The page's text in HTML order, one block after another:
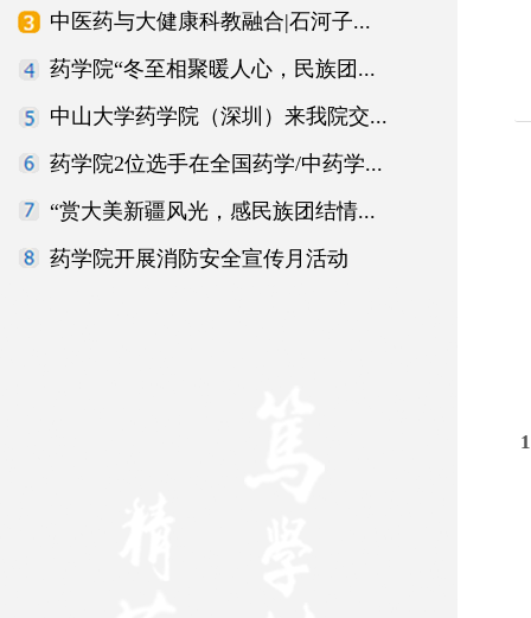
中医药与大健康科教融合|石河子...
药学院“冬至相聚暖人心，民族团...
中山大学药学院（深圳）来我院交...
药学院2位选手在全国药学/中药学...
“赏大美新疆风光，感民族团结情...
药学院开展消防安全宣传月活动